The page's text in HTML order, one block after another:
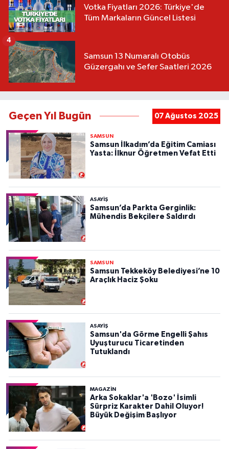
Votka Fiyatları 2026: Türkiye'de
Tüm Markaların Güncel Listesi
Samsun 13 Numaralı Otobüs
Güzergahı ve Sefer Saatleri 2026
4
Geçen Yıl Bugün 07 Ağustos 2025
SAMSUN
Samsun İlkadım’da Eğitim Camiası
Yasta: İlknur Öğretmen Vefat Etti
ASAYIŞ
Samsun’da Parkta Gerginlik:
Mühendis Bekçilere Saldırdı
SAMSUN
Samsun Tekkeköy Belediyesi’ne 10
Araçlık Haciz Şoku
ASAYIŞ
Samsun'da Görme Engelli Şahıs
Uyuşturucu Ticaretinden
Tutuklandı
MAGAZİN
Arka Sokaklar'a 'Bozo' İsimli
Sürpriz Karakter Dahil Oluyor!
Büyük Değişim Başlıyor